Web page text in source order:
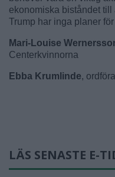
ekonomiska biståndet till
Trump har inga planer
Mari-Louise
Centerkvinnorna
Ebba Krumlinde,
LÄS SENASTE E-